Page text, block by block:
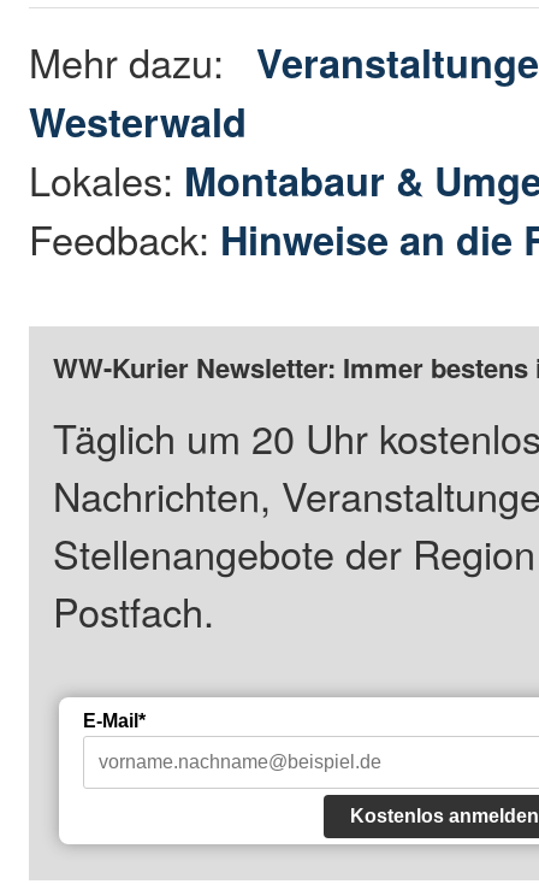
Mehr dazu:
Westerwald
Lokales: Montabaur &
Feedback: Hinweise an die
WW-Kurier Newsletter: Immer
Täglich um 20 Uhr
Nachrichten,
Stellenangebote der
Postfach.
E-Mail*
Kostenlos anmelden